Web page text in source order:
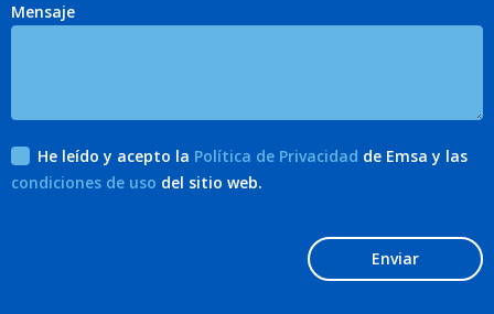
Mensaje
He leído y acepto la Política de Privacidad de Emsa y las
condiciones de uso del sitio web.
Enviar